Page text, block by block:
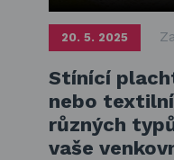
20. 5. 2025
Stínící
nebo
různých
vaše